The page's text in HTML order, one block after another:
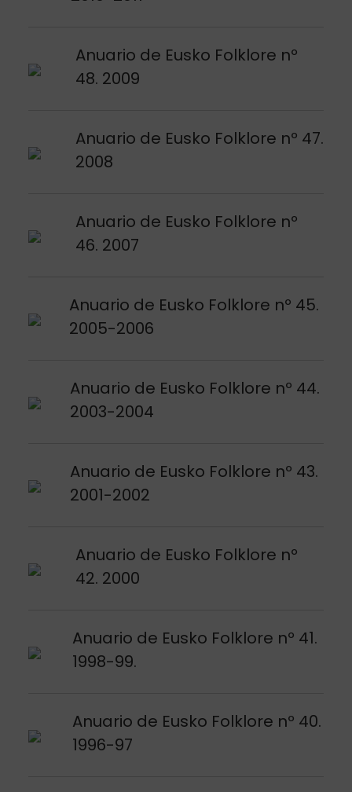
Anuario de Eusko Folklore nº
48. 2009
Voir publication
Anuario de Eusko Folklore nº 47.
2008
Voir publication
Anuario de Eusko Folklore nº
46. 2007
Voir publication
Anuario de Eusko Folklore nº 45.
2005-2006
Voir publication
Anuario de Eusko Folklore nº 44.
2003-2004
Voir publication
Anuario de Eusko Folklore nº 43.
2001-2002
Voir publication
Anuario de Eusko Folklore nº
42. 2000
Voir publication
Anuario de Eusko Folklore nº 41.
1998-99.
Voir publication
Anuario de Eusko Folklore nº 40.
1996-97
Voir publication